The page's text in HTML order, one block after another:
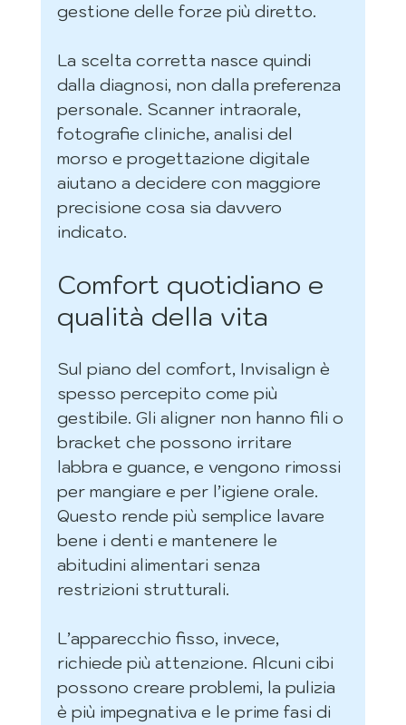
gestione delle forze più diretto.
La scelta corretta nasce quindi
dalla diagnosi, non dalla preferenza
personale. Scanner intraorale,
fotografie cliniche, analisi del
morso e progettazione digitale
aiutano a decidere con maggiore
precisione cosa sia davvero
indicato.
Comfort quotidiano e
qualità della vita
Sul piano del comfort, Invisalign è
spesso percepito come più
gestibile. Gli aligner non hanno fili o
bracket che possono irritare
labbra e guance, e vengono rimossi
per mangiare e per l’igiene orale.
Questo rende più semplice lavare
bene i denti e mantenere le
abitudini alimentari senza
restrizioni strutturali.
L’apparecchio fisso, invece,
richiede più attenzione. Alcuni cibi
possono creare problemi, la pulizia
è più impegnativa e le prime fasi di